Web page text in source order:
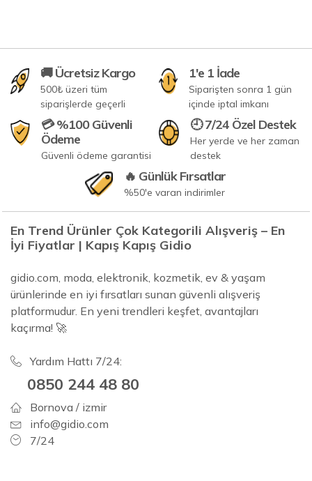
🚚 Ücretsiz Kargo
500₺ üzeri tüm
siparişlerde geçerli
1'e 1 İade
Siparişten sonra 1 gün
içinde iptal imkanı
💳 %100 Güvenli
Ödeme
Güvenli ödeme garantisi
🕘 7/24 Özel Destek
Her yerde ve her zaman
destek
🔥 Günlük Fırsatlar
%50'e varan indirimler
En Trend Ürünler Çok Kategorili Alışveriş – En
İyi Fiyatlar | Kapış Kapış Gidio
gidio.com, moda, elektronik, kozmetik, ev & yaşam
ürünlerinde en iyi fırsatları sunan güvenli alışveriş
platformudur. En yeni trendleri keşfet, avantajları
kaçırma! 🚀
Yardım Hattı 7/24:
0850 244 48 80
Bornova / izmir
info@gidio.com
7/24